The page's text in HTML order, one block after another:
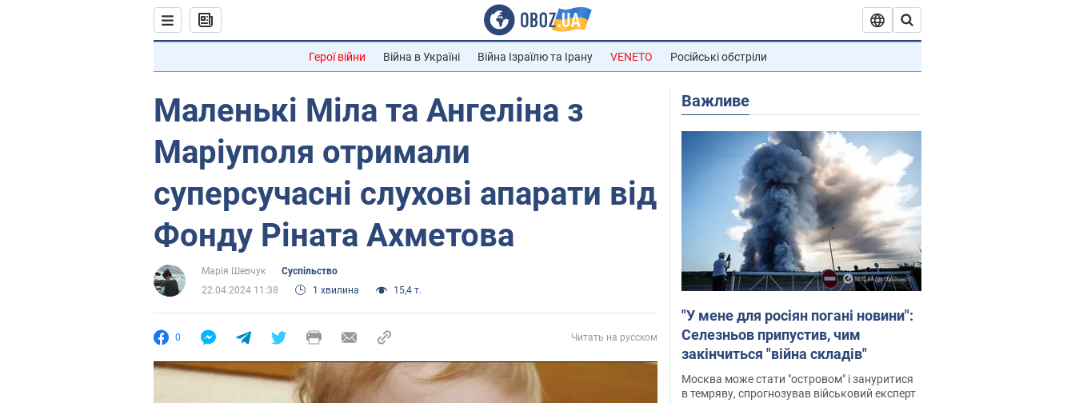
Герої війни Війна в Україні Війна Ізраїлю та Ірану VENETO Російські обстріли
Маленькі Міла та Ангеліна з
Маріуполя отримали
суперсучасні слухові апарати від
Фонду Ріната Ахметова
Марія Шевчук
Суспільство
22.04.2024 11:38
1 хвилина 15,4 т.
0 Читать на русском
Важливе
"У мене для росіян погані новини":
Селезньов припустив, чим
закінчиться "війна складів"
Москва може стати "островом" і зануритися
в темряву, спрогнозував військовий експерт